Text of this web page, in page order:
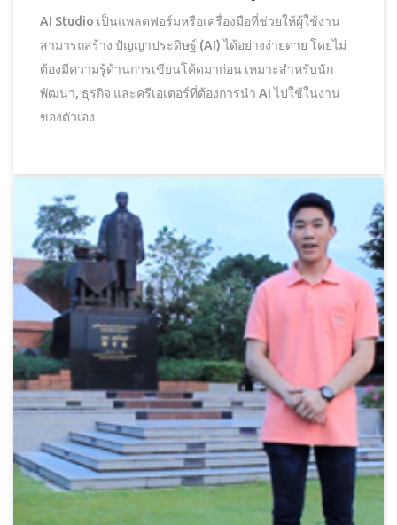
AI Studio เป็นแพลตฟอร์มหรือเครื่องมือที่ช่วยให้ผู้ใช้งาน
สามารถสร้าง ปัญญาประดิษฐ์ (AI) ได้อย่างง่ายดาย โดยไม่
ต้องมีความรู้ด้านการเขียนโค้ดมาก่อน เหมาะสำหรับนัก
พัฒนา, ธุรกิจ และครีเอเตอร์ที่ต้องการนำ AI ไปใช้ในงาน
ของตัวเอง